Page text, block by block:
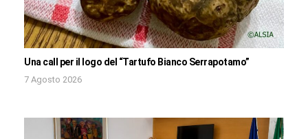
Una call per il logo del “Tartufo Bianco Serrapotamo”
7 Agosto 2026